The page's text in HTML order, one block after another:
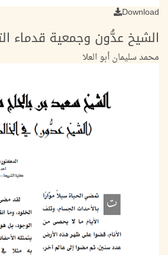
Download
الشيخ عدُّون وجمعية قدماء
محمد سليمان أبو العلا